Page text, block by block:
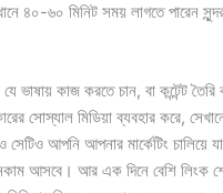
৪০-৬০ মিনিট সময় লাগতে পারেন
ভাষায় কাজ করতে চান, বা কন্টেন্ট
সোস্যাল মিডিয়া ব্যবহার করে,
আপনি আপনার মার্কেটিং চালিয়ে
আসবে। আর এক দিনে বেশি লিংক